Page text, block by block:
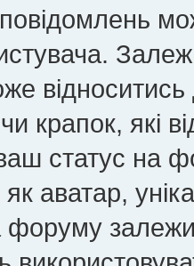
відноситись
чи крапок, які
статус на
аватар,
форуму